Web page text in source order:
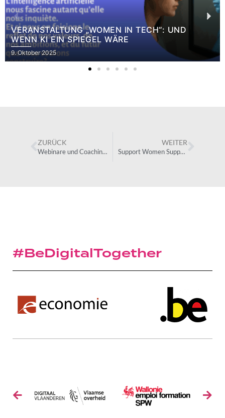
VERANSTALTUNG „WOMEN IN TECH“: UND
WENN KI EIN SPIEGEL WÄRE
9. Oktober 2025
ZURÜCK
Webinare und Coachings
WEITER
Support Women Support Belgium
#BeDigitalTogether